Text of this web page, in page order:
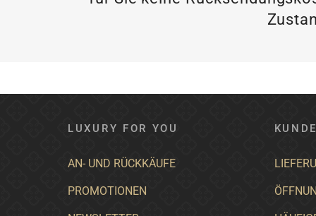
LUXURY FOR YOU
AN- UND RÜCKKÄUFE
PROMOTIONEN